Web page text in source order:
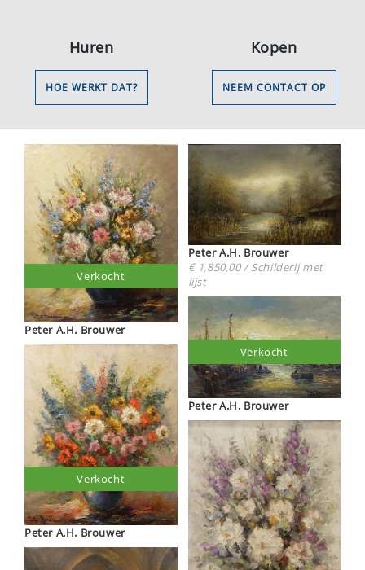
Huren
HOE WERKT DAT?
Kopen
NEEM CONTACT OP
Peter A.H. Brouwer
Verkocht
Peter A.H. Brouwer
Verkocht
Peter A.H. Brouwer
€ 1,850,00 / Schilderij met
lijst
Peter A.H. Brouwer
Verkocht